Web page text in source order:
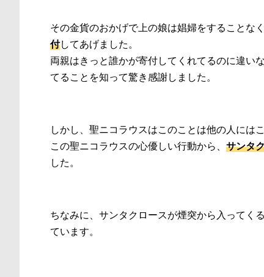
その金貨のおかげで上の娘は娼婦をすることな
付してあげました。
両親はきっと誰かが寄付してくれてるのに違い
てることを知って驚き感謝しました。
しかし、聖ニコラウスはこのことは他の人には
この聖ニコラウスの心優しい行動から、 サンタ
した。
ちなみに、サンタクロースが煙突から入ってくる
ています。